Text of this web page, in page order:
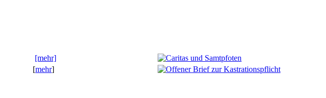
[mehr]
[mehr]